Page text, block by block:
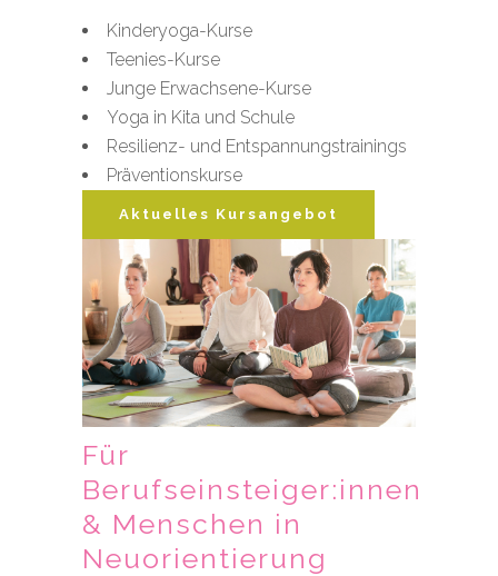
Kinderyoga-Kurse
Teenies-Kurse
Junge Erwachsene-Kurse
Yoga in Kita und Schule
Resilienz- und Entspannungstrainings
Präventionskurse
Aktuelles Kursangebot
Für
Berufseinsteiger:innen
& Menschen in
Neuorientierung